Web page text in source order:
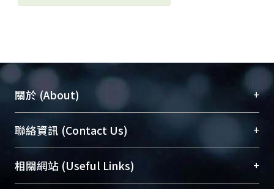
關於 (About) +
臺大位居世界頂尖大學之列，為永久珍藏及向國際
展現本校豐碩的研究成果及學術能量，圖書館整合
機構典藏（NTUR）與學術庫（AH）不同功能平
台，成為臺大學術典藏NTU scholars。期能整合研
聯絡資訊 (Contact Us) +
總館學科館員(Main Library)
醫學圖書館學科館員(Medical Library)
相關網站 (Useful Links) +